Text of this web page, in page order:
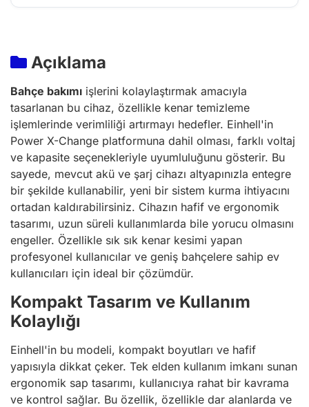
Açıklama
Bahçe bakımı işlerini kolaylaştırmak amacıyla
tasarlanan bu cihaz, özellikle kenar temizleme
işlemlerinde verimliliği artırmayı hedefler. Einhell'in
Power X-Change platformuna dahil olması, farklı voltaj
ve kapasite seçenekleriyle uyumluluğunu gösterir. Bu
sayede, mevcut akü ve şarj cihazı altyapınızla entegre
bir şekilde kullanabilir, yeni bir sistem kurma ihtiyacını
ortadan kaldırabilirsiniz. Cihazın hafif ve ergonomik
tasarımı, uzun süreli kullanımlarda bile yorucu olmasını
engeller. Özellikle sık sık kenar kesimi yapan
profesyonel kullanıcılar ve geniş bahçelere sahip ev
kullanıcıları için ideal bir çözümdür.
Kompakt Tasarım ve Kullanım
Kolaylığı
Einhell'in bu modeli, kompakt boyutları ve hafif
yapısıyla dikkat çeker. Tek elden kullanım imkanı sunan
ergonomik sap tasarımı, kullanıcıya rahat bir kavrama
ve kontrol sağlar. Bu özellik, özellikle dar alanlarda ve